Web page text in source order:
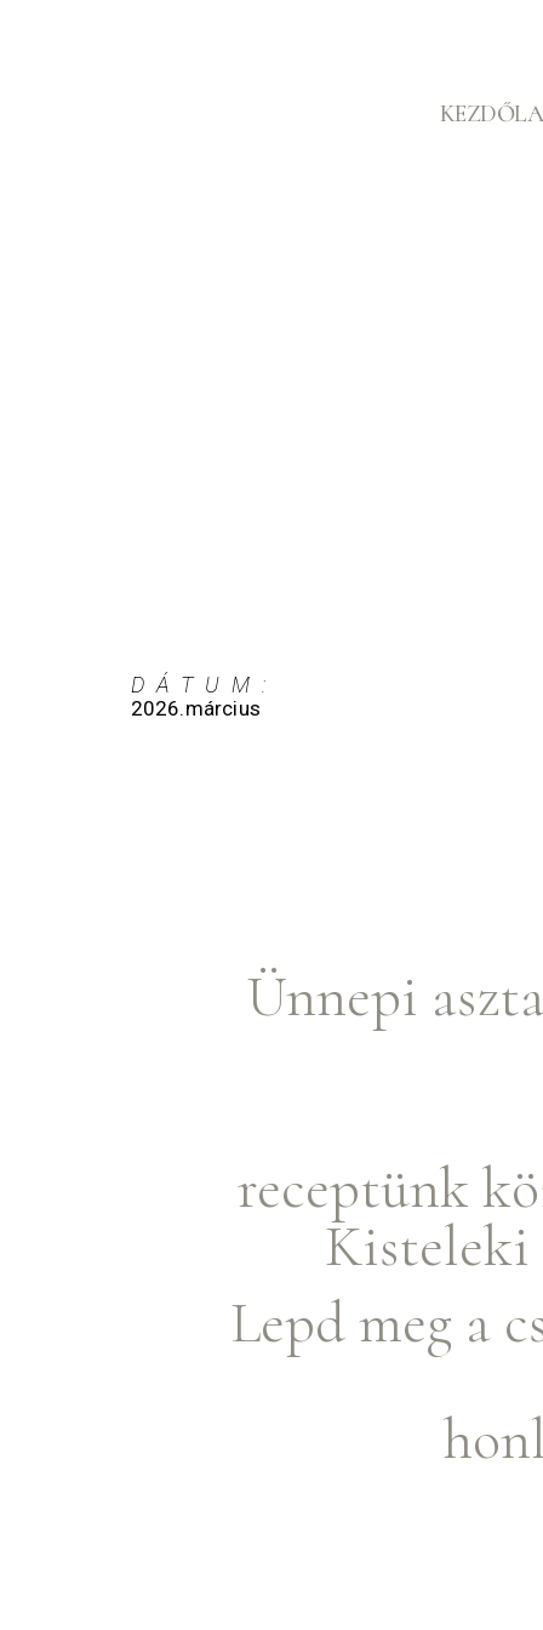
DÁTUM:
2026.március
Ünnepi
receptünk
Kisteleki
Lepd meg a